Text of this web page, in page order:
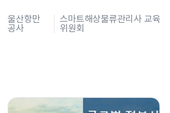
울산항만
공사
스마트해상물류관리사 교육
위원회